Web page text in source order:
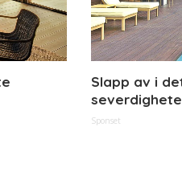
Slapp av i
Sponset